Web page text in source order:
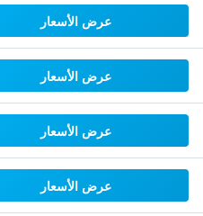
عرض الأسعار
عرض الأسعار
عرض الأسعار
عرض الأسعار